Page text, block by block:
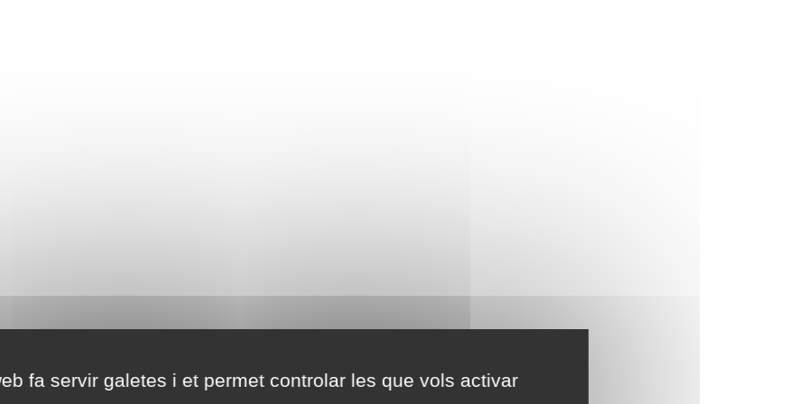
fa servir galetes i et permet controlar les que vols activar